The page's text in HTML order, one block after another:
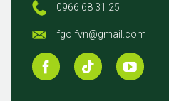
0966 68 31 25
fgolfvn@gmail.com